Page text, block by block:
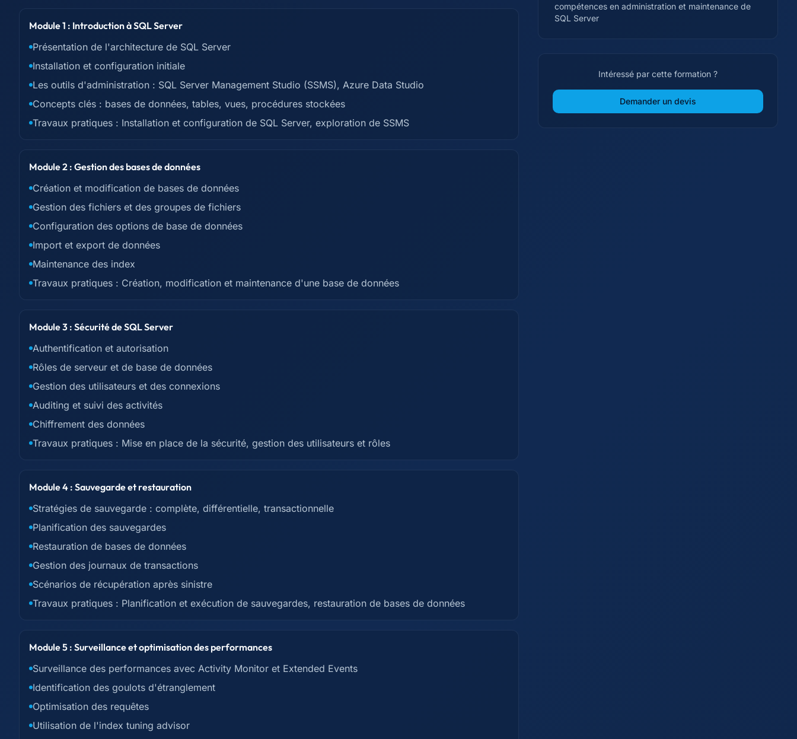
Module 1 : Introduction à SQL Server
Présentation de l'architecture de SQL Server
Installation et configuration initiale
Les outils d'administration : SQL Server Management Studio (SSMS), Azure Data Studio
Concepts clés : bases de données, tables, vues, procédures stockées
Travaux pratiques : Installation et configuration de SQL Server, exploration de SSMS
Module 2 : Gestion des bases de données
Création et modification de bases de données
Gestion des fichiers et des groupes de fichiers
Configuration des options de base de données
Import et export de données
Maintenance des index
Travaux pratiques : Création, modification et maintenance d'une base de données
Module 3 : Sécurité de SQL Server
Authentification et autorisation
Rôles de serveur et de base de données
Gestion des utilisateurs et des connexions
Auditing et suivi des activités
Chiffrement des données
Travaux pratiques : Mise en place de la sécurité, gestion des utilisateurs et rôles
Module 4 : Sauvegarde et restauration
Stratégies de sauvegarde : complète, différentielle, transactionnelle
Planification des sauvegardes
Restauration de bases de données
Gestion des journaux de transactions
Scénarios de récupération après sinistre
Travaux pratiques : Planification et exécution de sauvegardes, restauration de bases de données
Module 5 : Surveillance et optimisation des performances
Surveillance des performances avec Activity Monitor et Extended Events
Identification des goulots d'étranglement
Optimisation des requêtes
Utilisation de l'index tuning advisor
compétences en administration et maintenance de
SQL Server
Intéressé par cette formation ?
Demander un devis